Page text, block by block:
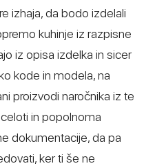
izhaja, da bodo izdelali
kuhinje iz razpisne
iz opisa izdelka in sicer
kode in modela, na
proizvodi naročnika iz te
in popolnoma
dokumentacije, da pa
ker ti še ne